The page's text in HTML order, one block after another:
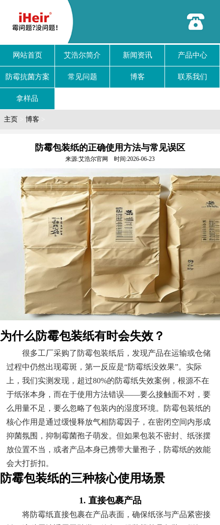
网站首页 艾浩尔简介 新闻资讯 产品中心
防霉抗菌方案 常见问题 博客 联系我们
拿样品
主页 博客
防霉包装纸的正确使用方法与常见误区
来源:艾浩尔官网 时间:2026-06-23
为什么防霉包装纸有时会失效？
很多工厂采购了防霉包装纸后，发现产品在运输或仓储
过程中仍然出现霉斑，第一反应是“防霉纸没效果”。实际
上，我们实测发现，超过80%的防霉纸失效案例，根源不在
于纸张本身，而在于使用方法错误——要么接触面不对，要
么用量不足，要么忽略了包装内的湿度环境。防霉包装纸的
核心作用是通过缓慢释放气相防霉因子，在密闭空间内形成
抑菌氛围，抑制霉菌孢子萌发。但如果包装不密封、纸张摆
放位置不当，或者产品本身已携带大量孢子，防霉纸的效能
会大打折扣。
防霉包装纸的三种核心使用场景
1. 直接包裹产品
将防霉纸直接包裹在产品表面，确保纸张与产品紧密接